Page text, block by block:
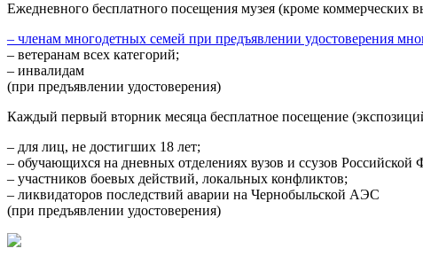
Ежедневного бесплатного посещения музея (кроме коммерческих
– членам многодетных семей при предъявлении удостоверения
– ветеранам всех категорий;
– инвалидам
(при предъявлении удостоверения)
Каждый первый вторник месяца бесплатное посещение
– для лиц, не достигших 18 лет;
– обучающихся на дневных отделениях вузов и ссузов Российской
– участников боевых действий, локальных конфликтов;
– ликвидаторов последствий аварии на Чернобыльской АЭС
(при предъявлении удостоверения)